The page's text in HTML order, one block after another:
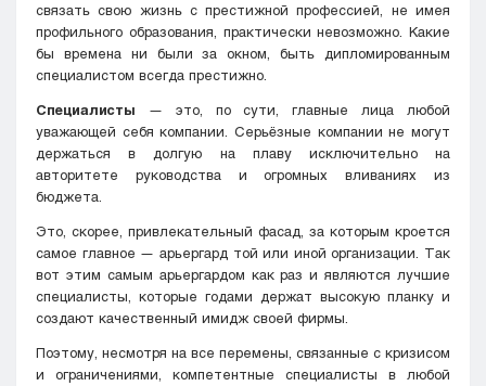
связать свою жизнь с престижной профессией, не имея
профильного образования, практически невозможно. Какие
бы времена ни были за окном, быть дипломированным
специалистом всегда престижно.
Специалисты — это, по сути, главные лица любой
уважающей себя компании. Серьёзные компании не могут
держаться в долгую на плаву исключительно на
авторитете руководства и огромных вливаниях из
бюджета.
Это, скорее, привлекательный фасад, за которым кроется
самое главное — арьергард той или иной организации. Так
вот этим самым арьергардом как раз и являются лучшие
специалисты, которые годами держат высокую планку и
создают качественный имидж своей фирмы.
Поэтому, несмотря на все перемены, связанные с кризисом
и ограничениями, компетентные специалисты в любой